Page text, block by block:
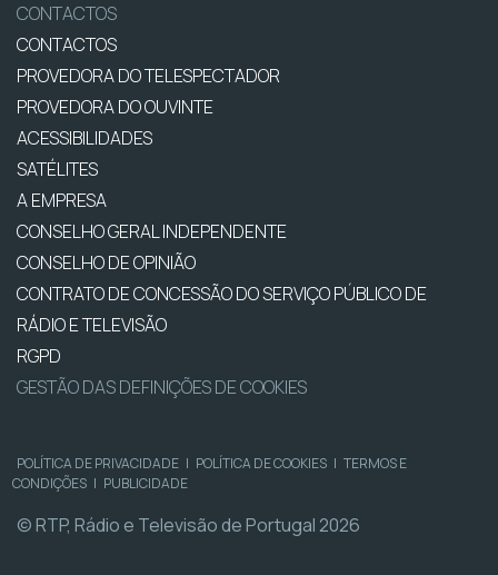
CONTACTOS
CONTACTOS
PROVEDORA DO TELESPECTADOR
PROVEDORA DO OUVINTE
ACESSIBILIDADES
SATÉLITES
A EMPRESA
CONSELHO GERAL INDEPENDENTE
CONSELHO DE OPINIÃO
CONTRATO DE CONCESSÃO DO SERVIÇO PÚBLICO DE
RÁDIO E TELEVISÃO
RGPD
GESTÃO DAS DEFINIÇÕES DE COOKIES
POLÍTICA DE PRIVACIDADE | POLÍTICA DE COOKIES | TERMOS E
CONDIÇÕES | PUBLICIDADE
© RTP, Rádio e Televisão de Portugal 2026